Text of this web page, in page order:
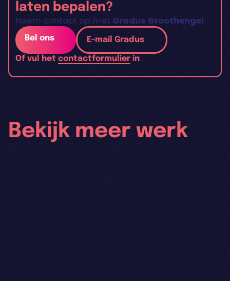
laten bepalen?
Neem contact op met Gradus Groothengel
Bel ons E-mail Gradus
Of vul het contactformulier in
Bekijk meer werk